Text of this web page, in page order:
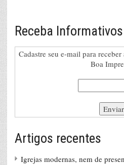
Receba
Cadastre seu e-mail para
Boa
Artigos recentes
Igrejas modernas, nem de